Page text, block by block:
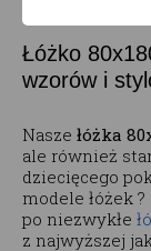
Łóżko
wzorów i
Nasze łóżka
ale również
dziecięcego
modele łóżek
po niezwykłe
z najwyższej